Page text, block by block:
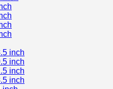
inch
inch
inch
inch